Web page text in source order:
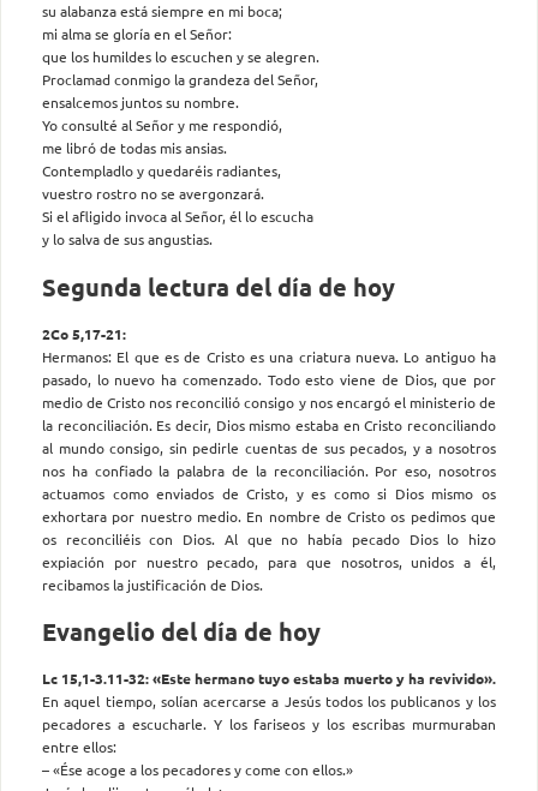
su alabanza está siempre en mi boca;
mi alma se gloría en el Señor:
que los humildes lo escuchen y se alegren.
Proclamad conmigo la grandeza del Señor,
ensalcemos juntos su nombre.
Yo consulté al Señor y me respondió,
me libró de todas mis ansias.
Contempladlo y quedaréis radiantes,
vuestro rostro no se avergonzará.
Si el afligido invoca al Señor, él lo escucha
y lo salva de sus angustias.
Segunda lectura del día de hoy
2Co 5,17-21:
Hermanos: El que es de Cristo es una criatura nueva. Lo antiguo ha
pasado, lo nuevo ha comenzado. Todo esto viene de Dios, que por
medio de Cristo nos reconcilió consigo y nos encargó el ministerio de
la reconciliación. Es decir, Dios mismo estaba en Cristo reconciliando
al mundo consigo, sin pedirle cuentas de sus pecados, y a nosotros
nos ha confiado la palabra de la reconciliación. Por eso, nosotros
actuamos como enviados de Cristo, y es como si Dios mismo os
exhortara por nuestro medio. En nombre de Cristo os pedimos que
os reconciliéis con Dios. Al que no había pecado Dios lo hizo
expiación por nuestro pecado, para que nosotros, unidos a él,
recibamos la justificación de Dios.
Evangelio del día de hoy
Lc 15,1-3.11-32: «Este hermano tuyo estaba muerto y ha revivido».
En aquel tiempo, solían acercarse a Jesús todos los publicanos y los
pecadores a escucharle. Y los fariseos y los escribas murmuraban
entre ellos:
– «Ése acoge a los pecadores y come con ellos.»